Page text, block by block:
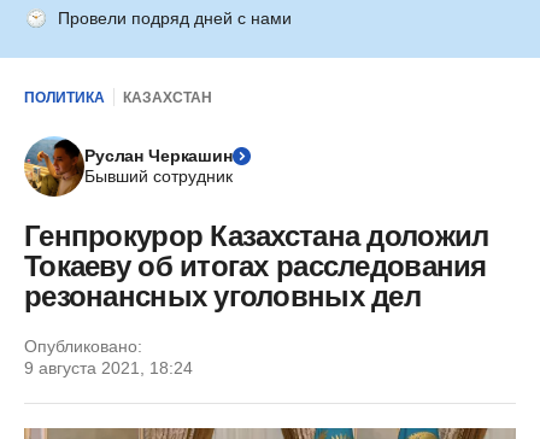
Провели подряд дней с нами
ПОЛИТИКА КАЗАХСТАН
Руслан Черкашин
Бывший сотрудник
Генпрокурор Казахстана доложил
Токаеву об итогах расследования
резонансных уголовных дел
Опубликовано:
9 августа 2021, 18:24